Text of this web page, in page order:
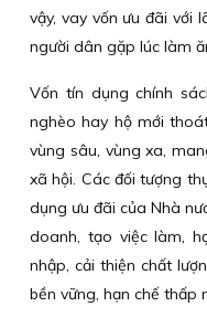
vậy, vay vốn ưu đãi với
người dân gặp lúc làm
Vốn tín dụng chính
nghèo hay hộ mới
vùng sâu, vùng xa,
xã hội. Các đối tượng
dụng ưu đãi của Nhà
doanh, tạo việc làm,
nhập, cải thiện chất
bền vững, hạn chế thấp